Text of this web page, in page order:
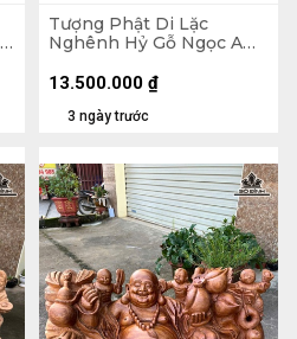
Tượng Phật Di Lặc
Nghênh Hỷ Gỗ Ngọc Am
(cm)
3 ngày trước
13.500.000 ₫